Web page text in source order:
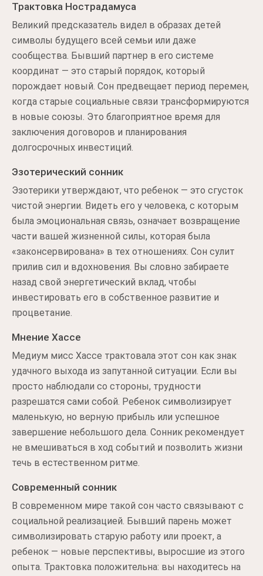
Трактовка Нострадамуса
Великий предсказатель видел в образах детей
символы будущего всей семьи или даже
сообщества. Бывший партнер в его системе
координат — это старый порядок, который
порождает новый. Сон предвещает период перемен,
когда старые социальные связи трансформируются
в новые союзы. Это благоприятное время для
заключения договоров и планирования
долгосрочных инвестиций.
Эзотерический сонник
Эзотерики утверждают, что ребенок — это сгусток
чистой энергии. Видеть его у человека, с которым
была эмоциональная связь, означает возвращение
части вашей жизненной силы, которая была
«законсервирована» в тех отношениях. Сон сулит
прилив сил и вдохновения. Вы словно забираете
назад свой энергетический вклад, чтобы
инвестировать его в собственное развитие и
процветание.
Мнение Хассе
Медиум мисс Хассе трактовала этот сон как знак
удачного выхода из запутанной ситуации. Если вы
просто наблюдали со стороны, трудности
разрешатся сами собой. Ребенок символизирует
маленькую, но верную прибыль или успешное
завершение небольшого дела. Сонник рекомендует
не вмешиваться в ход событий и позволить жизни
течь в естественном ритме.
Современный сонник
В современном мире такой сон часто связывают с
социальной реализацией. Бывший парень может
символизировать старую работу или проект, а
ребенок — новые перспективы, выросшие из этого
опыта. Трактовка положительна: вы находитесь на